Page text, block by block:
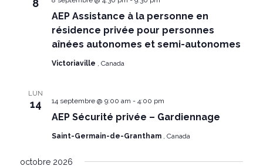
l'actualisation
événements
filtrés.
8
AEP Assistance à la personne en
résidence privée pour personnes
aînées autonomes et semi-autonomes
Victoriaville , Canada
LUN
14
AEP Sécurité privée – Gardiennage
14 septembre @ 9:00 am - 4:00 pm
Saint-Germain-de-Grantham , Canada
octobre 2026